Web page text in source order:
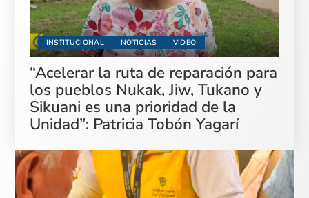
INSTITUCIONAL NOTICIAS VIDEO
“Acelerar la ruta de reparación para
los pueblos Nukak, Jiw, Tukano y
Sikuani es una prioridad de la
Unidad”: Patricia Tobón Yagarí